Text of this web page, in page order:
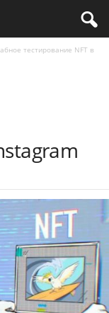
тестирование NFT в